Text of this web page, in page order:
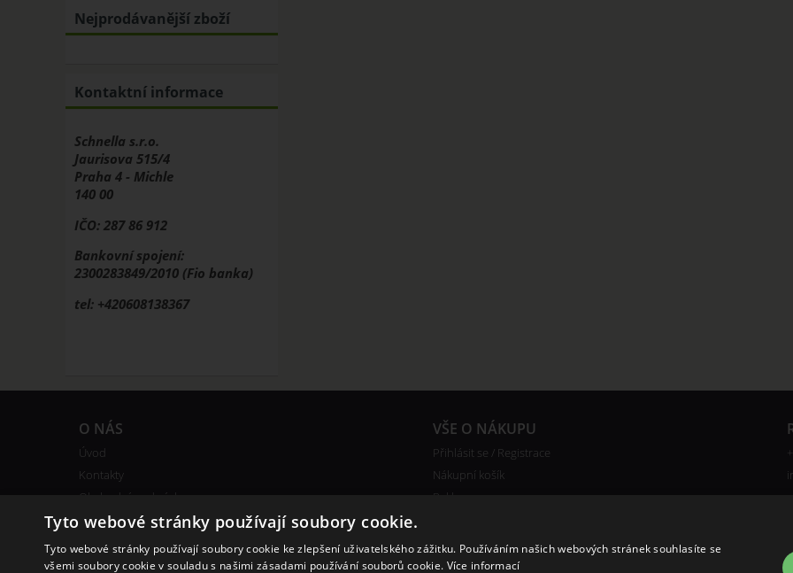
Nejprodávanější zboží
Kontaktní informace
Schnella s.r.o.
Jaurisova 515/4
Praha 4 - Michle
140 00
IČO: 287 86 912
Bankovní spojení:
2300283849/2010 (Fio banka)
tel: +420608138367
O NÁS
Úvod
Kontakty
Obchodní podmínky
Bonusový program
VŠE O NÁKUPU
Přihlásit se / Registrace
Nákupní košík
Reklamace
Certifikáty
Tyto webové stránky používají soubory cookie.
Tyto webové stránky používají soubory cookie ke zlepšení uživatelského zážitku. Používáním našich webových stránek souhlasíte se
všemi soubory cookie v souladu s našimi zásadami používání souborů cookie. Více informací